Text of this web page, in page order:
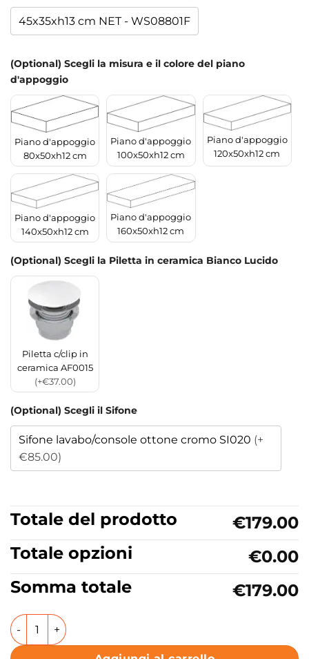
45x35xh13 cm NET - WS08801F
(Optional) Scegli la misura e il colore del piano
d'appoggio
Piano d'appoggio
80x50xh12 cm
Piano d'appoggio
100x50xh12 cm
Piano d'appoggio
120x50xh12 cm
Piano d'appoggio
140x50xh12 cm
Piano d'appoggio
160x50xh12 cm
(Optional) Scegli la Piletta in ceramica Bianco Lucido
Piletta c/clip in
ceramica AF0015
(+€37.00)
(Optional) Scegli il Sifone
Sifone lavabo/console ottone cromo SI020 (+
€85.00)
Totale del prodotto
€179.00
Totale opzioni
€0.00
Somma totale
€179.00
Lavabo da appoggio o sospeso in ceramica Collezione